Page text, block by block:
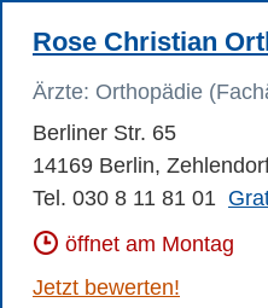
Rose Christian
Ärzte: Orthopädie
Berliner Str. 65
14169 Berlin,
Tel. 030 8 11 81 01
öffnet am Montag
Jetzt bewerten!